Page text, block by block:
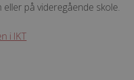
på videregående skole.
i IKT